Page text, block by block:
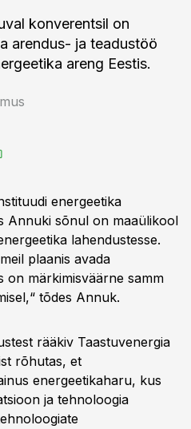
konverentsil on
arendus- ja teadustöö
areng Eestis.
energeetika
Annuki sõnul on maaülikool
lahendustesse.
plaanis avada
on märkimisväärne samm
tõdes Annuk.
rääkiv Taastuvenergia
rõhutas, et
energeetikaharu, kus
ja tehnoloogia